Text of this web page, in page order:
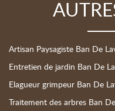
Artisan Paysagiste Ban De
Entretien de jardin Ban De
Elagueur grimpeur Ban De
Traitement des arbres Ban